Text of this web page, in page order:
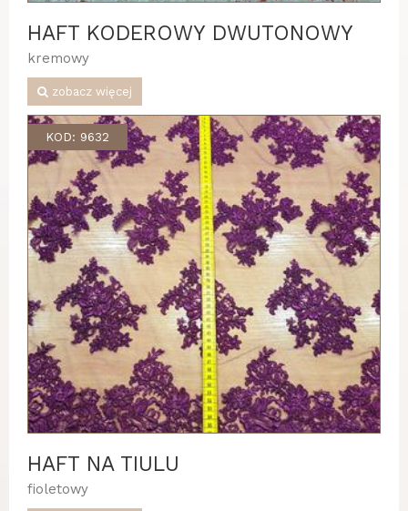
HAFT KODEROWY DWUTONOWY
kremowy
zobacz więcej
KOD: 9632
HAFT NA TIULU
fioletowy